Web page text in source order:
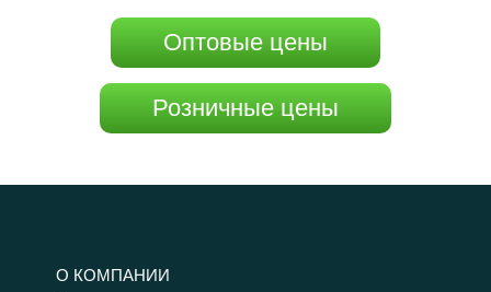
Оптовые цены
Розничные цены
О КОМПАНИИ